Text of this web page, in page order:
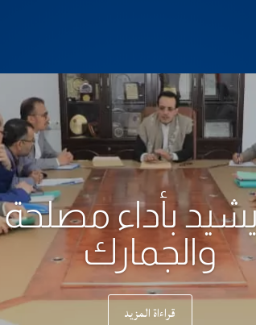
يشيد بأداء
والجمارك
قراءاة المزيد